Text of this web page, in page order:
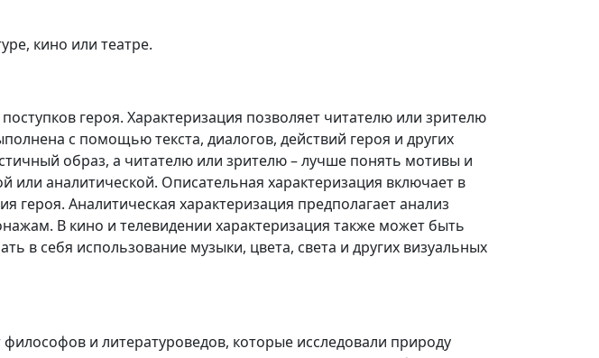
кино или театре.
героя. Характеризация позволяет читателю или зрителю
с помощью текста, диалогов, действий героя и других
образ, а читателю или зрителю – лучше понять мотивы и
или аналитической. Описательная характеризация включает в
Аналитическая характеризация предполагает анализ
В кино и телевидении характеризация также может быть
в себя использование музыки, цвета, света и других визуальных
и литературоведов, которые исследовали природу